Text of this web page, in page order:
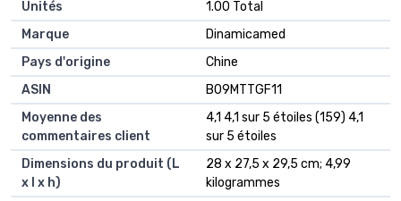
Unités
‎1.00 Total
Marque
‎Dinamicamed
Pays d'origine
‎Chine
ASIN
B09MTTGF11
Moyenne des
commentaires client
4,1 4,1 sur 5 étoiles (159) 4,1
sur 5 étoiles
Dimensions du produit (L
x l x h)
28 x 27,5 x 29,5 cm; 4,99
kilogrammes